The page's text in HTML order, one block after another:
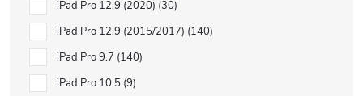
iPad Pro 12.9 (2020) 30
iPad Pro 12.9 (2015/2017) 140
iPad Pro 9.7 140
iPad Pro 10.5 9